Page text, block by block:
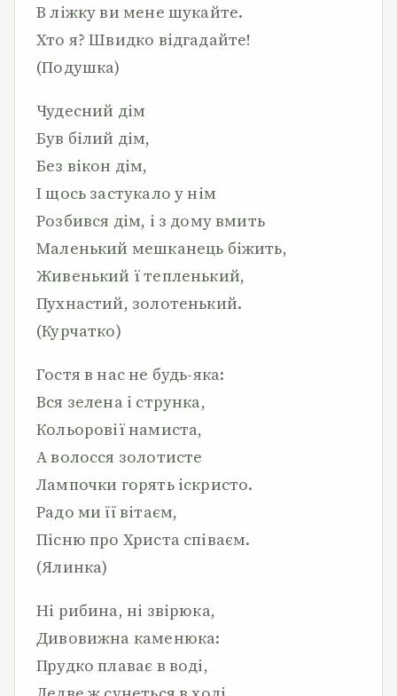
В ліжку ви мене шукайте.
Хто я? Швидко відгадайте!
(Подушка)
Чудесний дім
Був білий дім,
Без вікон дім,
І щось застукало у нім
Розбився дім, і з дому вмить
Маленький мешканець біжить,
Живенький ї тепленький,
Пухнастий, золотенький.
(Курчатко)
Гостя в нас не будь-яка:
Вся зелена і струнка,
Кольоровії намиста,
А волосся золотисте
Лампочки горять іскристо.
Радо ми її вітаєм,
Пісню про Христа співаєм.
(Ялинка)
Ні рибина, ні звірюка,
Дивовижна каменюка:
Прудко плаває в воді,